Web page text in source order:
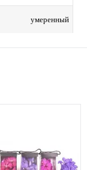
умеренный